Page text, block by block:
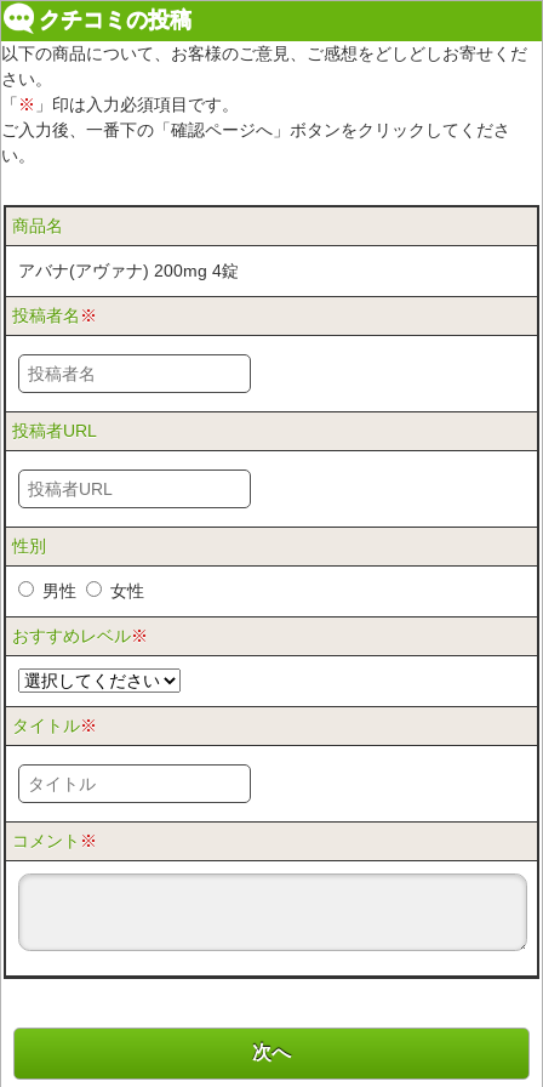
クチコミの投稿
以下の商品について、お客様のご意見、ご感想をどしどしお寄せくだ
さい。
「※ 」印は入力必須項目です。
ご入力後、一番下の「確認ページへ」ボタンをクリックしてくださ
い。
商品名
アバナ(アヴァナ) 200mg 4錠
投稿者名 ※
投稿者URL
性別
男性 女性
おすすめレベル※
タイトル※
コメント ※